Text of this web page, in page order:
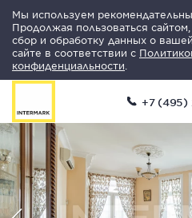
Мы используем
Продолжая пользоваться
сбор и обработку данных о
сайте в соответствии с
конфиденциальности
+7 (495)